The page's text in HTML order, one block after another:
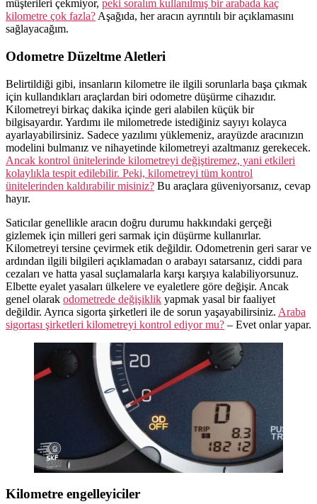
müşterileri çekmiyor, peki soralım kullanılmış bir arabada kaç
kilometre çok fazla? Aşağıda, her aracın ayrıntılı bir açıklamasını
sağlayacağım.
Odometre Düzeltme Aletleri
Belirtildiği gibi, insanların kilometre ile ilgili sorunlarla başa çıkmak
için kullandıkları araçlardan biri odometre düşürme cihazıdır.
Kilometreyi birkaç dakika içinde geri alabilen küçük bir
bilgisayardır. Yardımı ile milometrede istediğiniz sayıyı kolayca
ayarlayabilirsiniz. Sadece yazılımı yüklemeniz, arayüzde aracınızın
modelini bulmanız ve nihayetinde kilometreyi azaltmanız gerekecek.
Ancak kontrol ünitelerinde kilometreyi değiştiremez, yani etkileri
kolaylıkla tespit edilebilir. Peki, kilometreyi tüm kontrol
ünitelerinden kaldırabilir misiniz? Bu araçlara güveniyorsanız, cevap
hayır.
Saticılar genellikle aracın doğru durumu hakkındaki gerçeği
gizlemek için milleri geri sarmak için düşürme kullanırlar.
Kilometreyi tersine çevirmek etik değildir. Odometrenin geri sarar ve
ardından ilgili bilgileri açıklamadan o arabayı satarsanız, ciddi para
cezaları ve hatta yasal suçlamalarla karşı karşıya kalabiliyorsunuz.
Elbette eyalet yasaları ülkelere ve eyaletlere göre değişir. Ancak
genel olarak odometrede değişiklik yapmak yasal bir faaliyet
değildir. Ayrıca sigorta şirketleri ile de sorun yaşayabilirsiniz. Araba
sigortası şirketleri kilometreyi kontrol ediyor mu? – Evet onlar yapar.
Kilometre engelleyiciler